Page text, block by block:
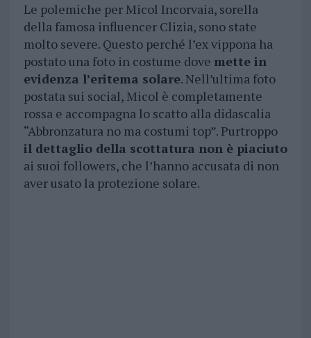
Le polemiche per Micol Incorvaia, sorella
della famosa influencer Clizia, sono state
molto severe. Questo perché l’ex vippona ha
postato una foto in costume dove mette in
evidenza l’eritema solare. Nell’ultima foto
postata sui social, Micol è completamente
rossa e accompagna lo scatto alla didascalia
“Abbronzatura no ma costumi top”. Purtroppo
il dettaglio della scottatura non è piaciuto
ai suoi followers, che l’hanno accusata di non
aver usato la protezione solare.